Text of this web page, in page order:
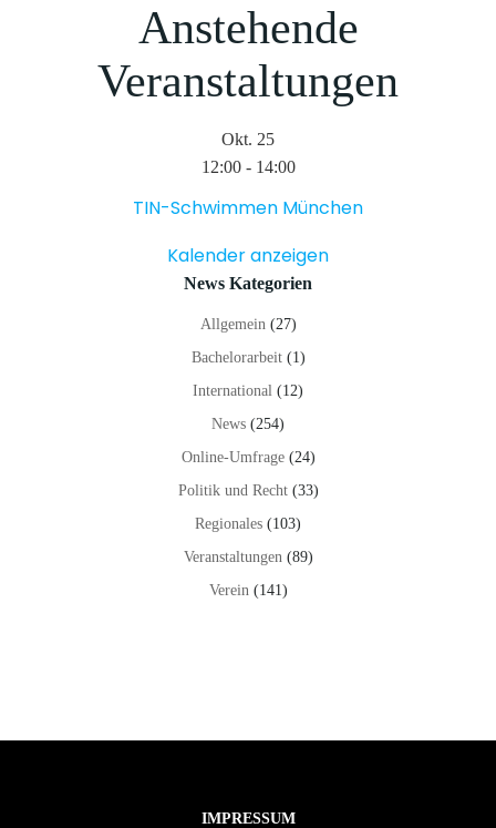
Anstehende
Veranstaltungen
Okt. 25
12:00- 14:00
TIN-Schwimmen München
Kalender anzeigen
News Kategorien
Allgemein (27)
Bachelorarbeit(1)
International (12)
News (254)
Online-Umfrage(24)
Politik und Recht(33)
Regionales (103)
Veranstaltungen (89)
Verein (141)
IMPRESSUM